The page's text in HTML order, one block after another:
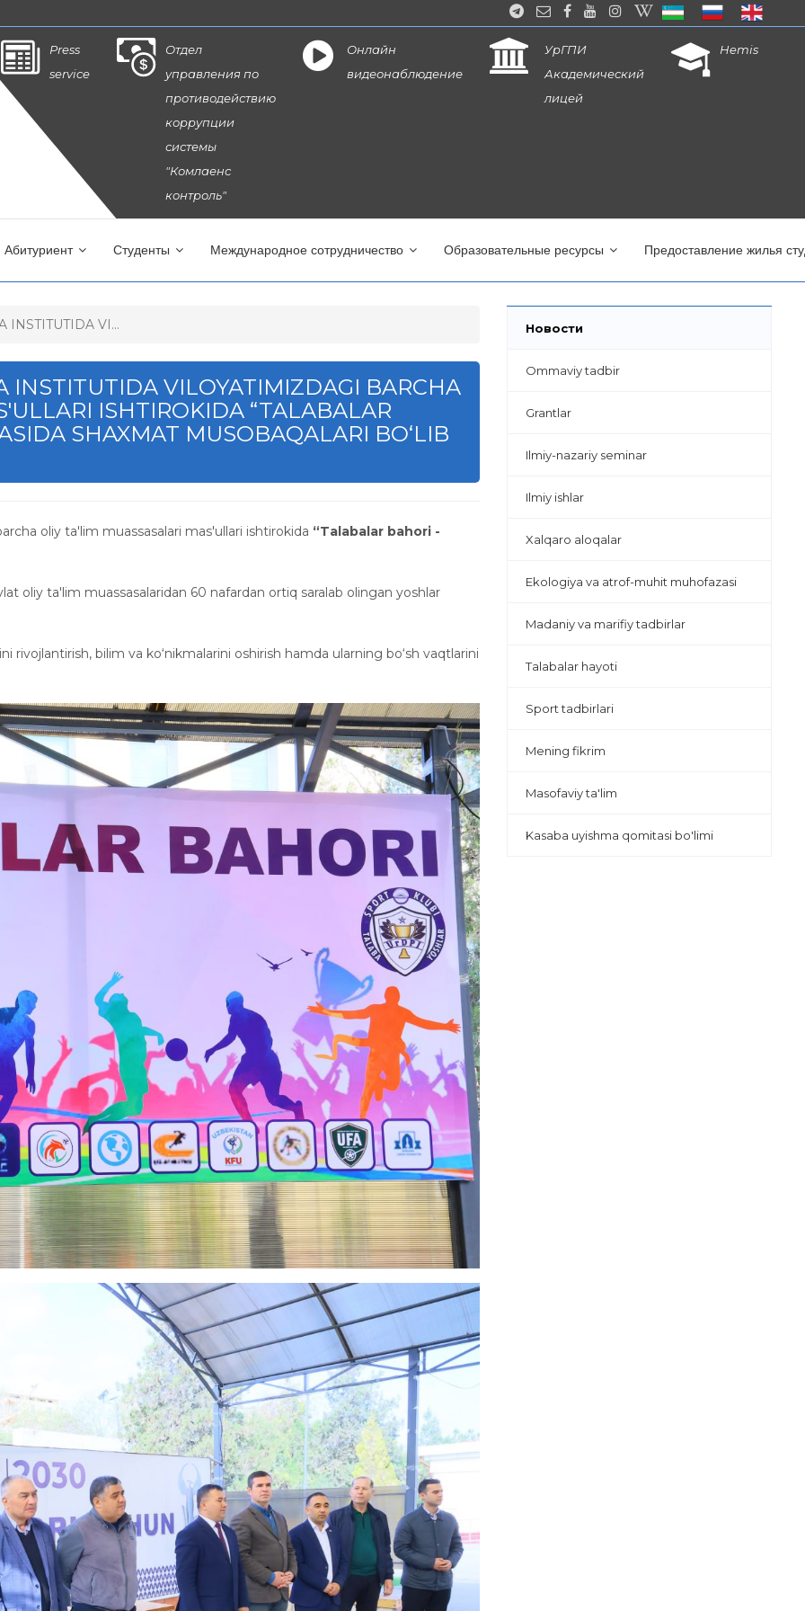
Press
service
Отдел
управления по
противодействию
коррупции
системы
"Комлаенс
контроль"
Онлайн
видеонаблюдение
УрГПИ
Академический
лицей
Hemis
Абитуриент Студенты Международное сотрудничество Образовательные ресурсы Предоставление жилья
INSTITUTIDA VI...
INSTITUTIDA VILOYATIMIZDAGI BARCHA
ISHTIROKIDA “TALABALAR
SHAXMAT MUSOBAQALARI BO‘LIB
oliy ta'lim muassasalari mas'ullari ishtirokida “Talabalar bahori -
oliy ta'lim muassasalaridan 60 nafardan ortiq saralab olingan yoshlar
bilim va ko‘nikmalarini oshirish hamda ularning bo‘sh vaqtlarini
Новости
Ommaviy tadbir
Grantlar
Ilmiy-nazariy seminar
Ilmiy ishlar
Xalqaro aloqalar
Ekologiya va atrof-muhit muhofazasi
Madaniy va marifiy tadbirlar
Talabalar hayoti
Sport tadbirlari
Mening fikrim
Masofaviy ta'lim
Kasaba uyishma qomitasi bo'limi